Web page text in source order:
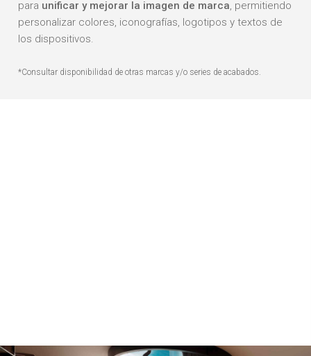
para unificar y mejorar la imagen de marca, permitiendo
personalizar colores, iconografías, logotipos y textos de
los dispositivos.
*Consultar disponibilidad de otras marcas y/o series de acabados.